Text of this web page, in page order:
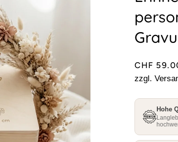
CHF
zzgl.
Hohe